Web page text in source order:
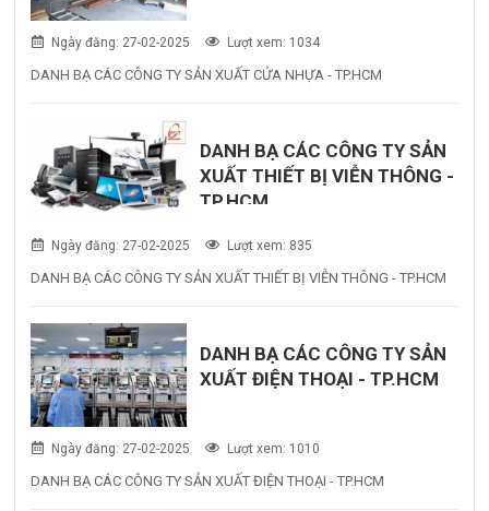
Ngày đăng: 27-02-2025 Lượt xem: 1034
DANH BẠ CÁC CÔNG TY SẢN XUẤT CỬA NHỰA - TP.HCM
DANH BẠ CÁC CÔNG TY SẢN
XUẤT THIẾT BỊ VIỄN THÔNG -
TP.HCM
Ngày đăng: 27-02-2025 Lượt xem: 835
DANH BẠ CÁC CÔNG TY SẢN XUẤT THIẾT BỊ VIỄN THÔNG - TP.HCM
DANH BẠ CÁC CÔNG TY SẢN
XUẤT ĐIỆN THOẠI - TP.HCM
Ngày đăng: 27-02-2025 Lượt xem: 1010
DANH BẠ CÁC CÔNG TY SẢN XUẤT ĐIỆN THOẠI - TP.HCM